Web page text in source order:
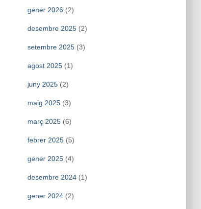
gener 2026 (2)
desembre 2025(2)
setembre 2025(3)
agost 2025(1)
juny 2025(2)
maig 2025(3)
març 2025(6)
febrer 2025(5)
gener 2025(4)
desembre 2024(1)
gener 2024(2)